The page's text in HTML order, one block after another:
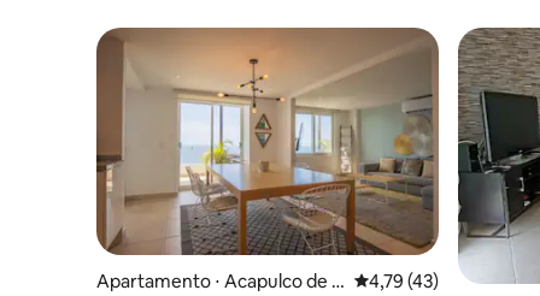
Apartamento ⋅ Acapulco de J
4,79 de uma
4,79 (43)